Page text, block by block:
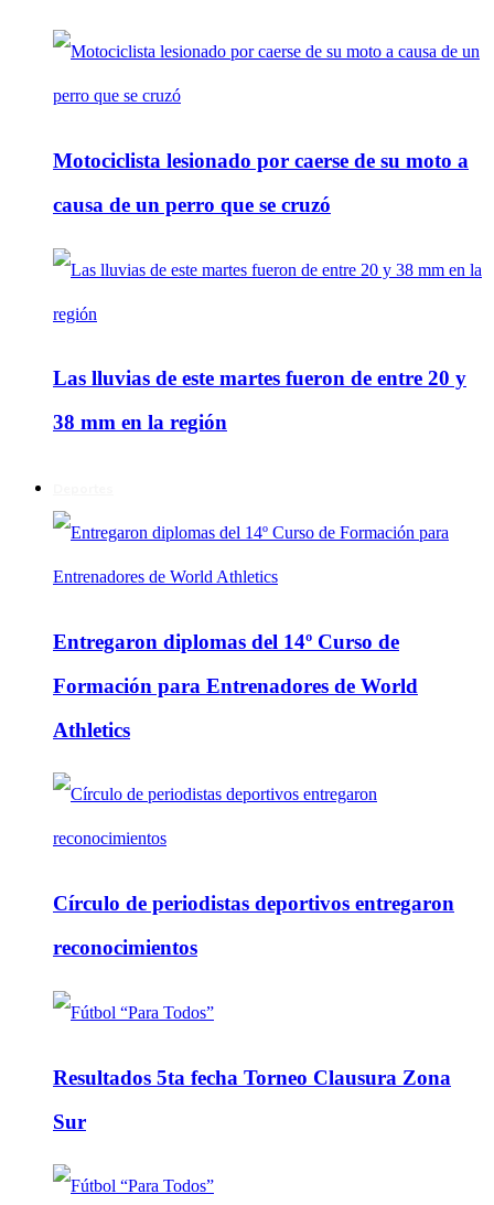
Motociclista lesionado por caerse de su moto a
causa de un perro que se cruzó
Las lluvias de este martes fueron de entre 20 y
38 mm en la región
Entregaron diplomas del 14º Curso de
Formación para Entrenadores de World
Athletics
Círculo de periodistas deportivos entregaron
reconocimientos
Resultados 5ta fecha Torneo Clausura Zona
Sur